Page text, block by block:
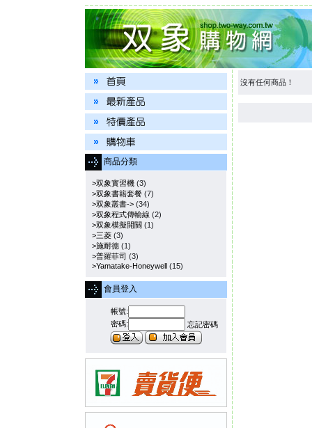
商品分類
>双象實習機(3)
>双象書籍套餐(7)
>双象叢書->(34)
>双象程式傳輸線 (2)
>双象模擬開關(1)
>三菱(3)
>施耐德(1)
>普羅菲司 (3)
>Yamatake-Honeywell(15)
會員登入
帳號:
密碼:
忘記密碼
沒有任何商品！